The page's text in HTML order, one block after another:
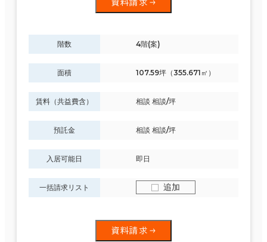
資料請求
階数 4階(案)
面積 107.59坪（355.671㎡）
賃料（共益費含） 相談 相談/坪
預託金 相談 相談/坪
入居可能日 即日
一括請求リスト 追加
資料請求